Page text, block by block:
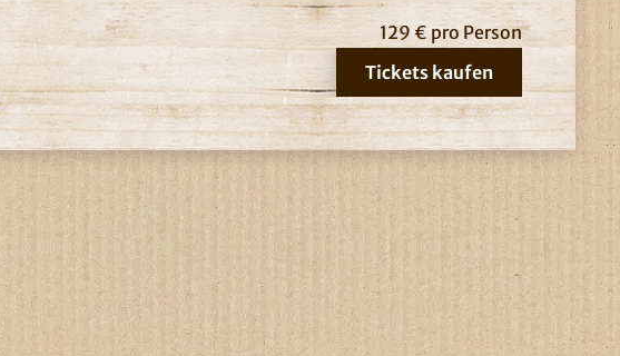
129 € pro Person
Tickets kaufen